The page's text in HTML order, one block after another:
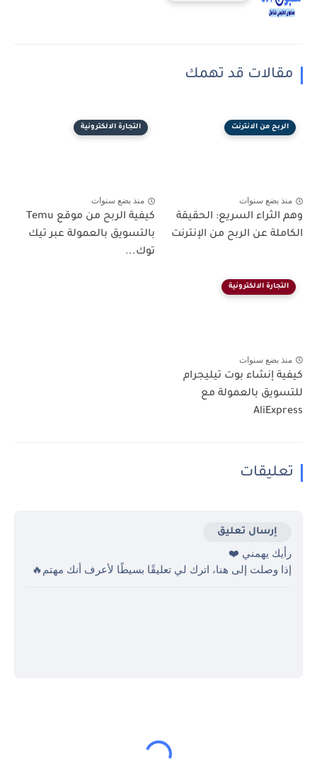
مقالات قد تهمك
الربح من الانترنت
منذ بضع سنوات
وهم الثراء السريع: الحقيقة
الكاملة عن الربح من الإنترنت
التجارة الالكترونية
منذ بضع سنوات
كيفية الربح من موقع Temu
بالتسويق بالعمولة عبر تيك
توك...
التجارة الالكترونية
منذ بضع سنوات
كيفية إنشاء بوت تيليجرام
للتسويق بالعمولة مع
AliExpress
تعليقات
إرسال تعليق
رأيك يهمني ❤️
إذا وصلت إلى هنا، اترك لي تعليقًا بسيطًا لأعرف أنك مهتم🔥